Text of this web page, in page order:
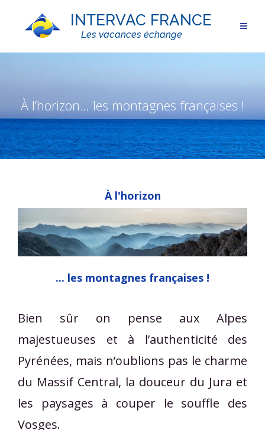
À l’horizon… les montagnes françaises !
À l'horizon
... les montagnes françaises !
Bien sûr on pense aux Alpes
majestueuses et à l’authenticité des
Pyrénées, mais n’oublions pas le charme
du Massif Central, la douceur du Jura et
les paysages à couper le souffle des
Vosges.